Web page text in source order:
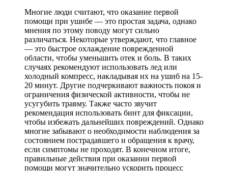
Многие люди считают, что оказание первой
помощи при ушибе — это простая задача, однако
мнения по этому поводу могут сильно
различаться. Некоторые утверждают, что главное
— это быстрое охлаждение поврежденной
области, чтобы уменьшить отек и боль. В таких
случаях рекомендуют использовать лед или
холодный компресс, накладывая их на ушиб на 15-
20 минут. Другие подчеркивают важность покоя и
ограничения физической активности, чтобы не
усугубить травму. Также часто звучит
рекомендация использовать бинт для фиксации,
чтобы избежать дальнейших повреждений. Однако
многие забывают о необходимости наблюдения за
состоянием пострадавшего и обращения к врачу,
если симптомы не проходят. В конечном итоге,
правильные действия при оказании первой
помощи могут значительно ускорить процесс